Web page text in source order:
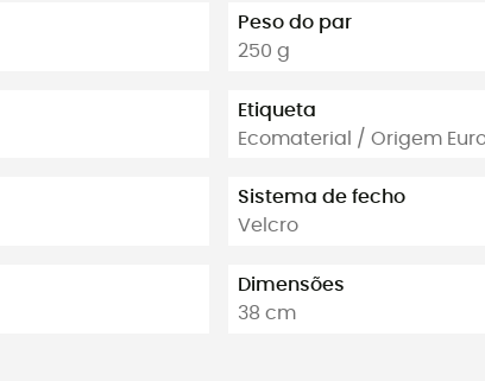
Peso do par
250 g
Etiqueta
Ecomaterial / Origem
Sistema de fecho
Velcro
Dimensões
38 cm